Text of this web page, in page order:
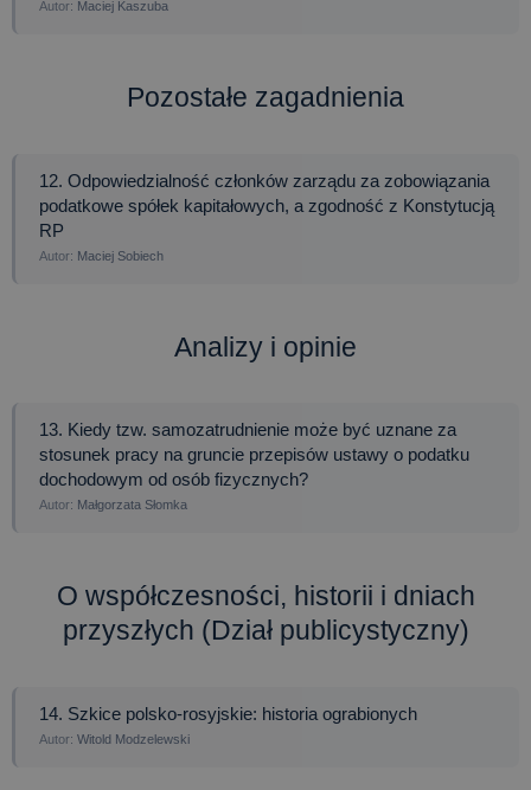
Maciej Kaszuba
Pozostałe zagadnienia
12. Odpowiedzialność członków zarządu za zobowiązania
podatkowe spółek kapitałowych, a zgodność z Konstytucją
RP
Maciej Sobiech
Analizy i opinie
13. Kiedy tzw. samozatrudnienie może być uznane za
stosunek pracy na gruncie przepisów ustawy o podatku
dochodowym od osób fizycznych?
Małgorzata Słomka
O współczesności, historii i dniach
przyszłych (Dział publicystyczny)
14. Szkice polsko-rosyjskie: historia ograbionych
Witold Modzelewski